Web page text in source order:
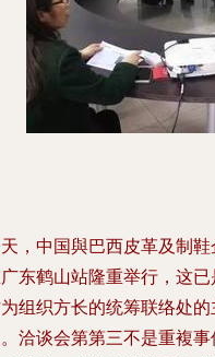
，中国與巴西皮革及制
东鹤山站隆重举行，这
组织方长的统筹联络处
洽谈会第第三不是重複